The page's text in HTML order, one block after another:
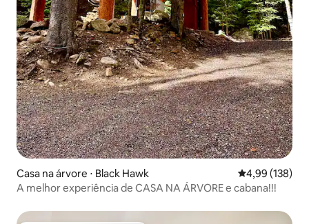
Casa na árvore ⋅ Black Hawk 4,99 de uma
4,99 (138)
A melhor experiência de CASA NA ÁRVORE e cabana!!!